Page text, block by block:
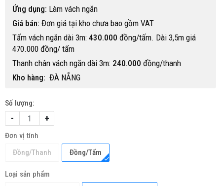
Ứng dụng: Làm vách ngăn
Giá bán: Đơn giá tại kho chưa bao gồm VAT
Tấm vách ngăn dài 3m: 430.000 đồng/tấm. Dài 3,5m giá
470.000 đồng/ tấm
Thanh chân vách ngăn dài 3m: 240.000 đồng/thanh
Kho hàng: ĐÀ NẴNG
Số lượng:
- +
Đơn vị tính
Đồng/Thanh
Đồng/Tấm
Loại sản phẩm